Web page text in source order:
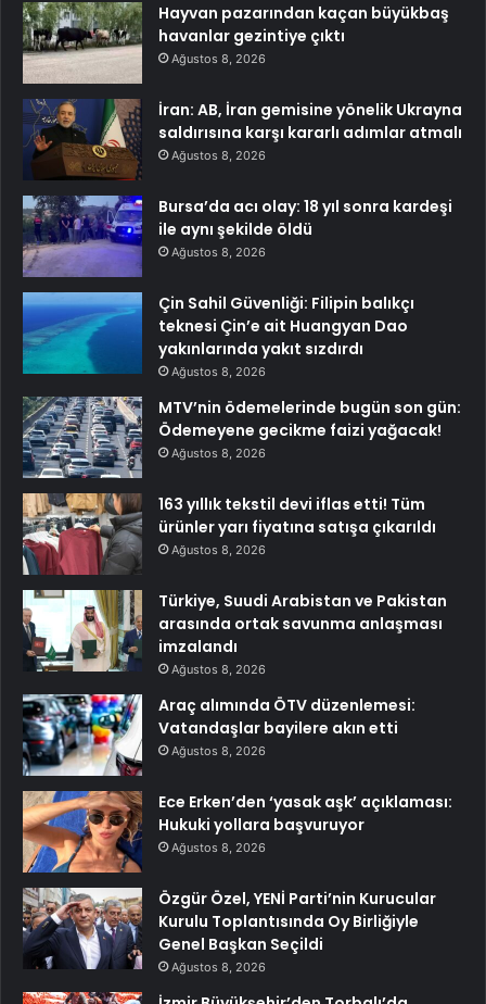
Hayvan pazarından kaçan büyükbaş
havanlar gezintiye çıktı
Ağustos 8, 2026
İran: AB, İran gemisine yönelik Ukrayna
saldırısına karşı kararlı adımlar atmalı
Ağustos 8, 2026
Bursa’da acı olay: 18 yıl sonra kardeşi
ile aynı şekilde öldü
Ağustos 8, 2026
Çin Sahil Güvenliği: Filipin balıkçı
teknesi Çin’e ait Huangyan Dao
yakınlarında yakıt sızdırdı
Ağustos 8, 2026
MTV’nin ödemelerinde bugün son gün:
Ödemeyene gecikme faizi yağacak!
Ağustos 8, 2026
163 yıllık tekstil devi iflas etti! Tüm
ürünler yarı fiyatına satışa çıkarıldı
Ağustos 8, 2026
Türkiye, Suudi Arabistan ve Pakistan
arasında ortak savunma anlaşması
imzalandı
Ağustos 8, 2026
Araç alımında ÖTV düzenlemesi:
Vatandaşlar bayilere akın etti
Ağustos 8, 2026
Ece Erken’den ‘yasak aşk’ açıklaması:
Hukuki yollara başvuruyor
Ağustos 8, 2026
Özgür Özel, YENİ Parti’nin Kurucular
Kurulu Toplantısında Oy Birliğiyle
Genel Başkan Seçildi
Ağustos 8, 2026